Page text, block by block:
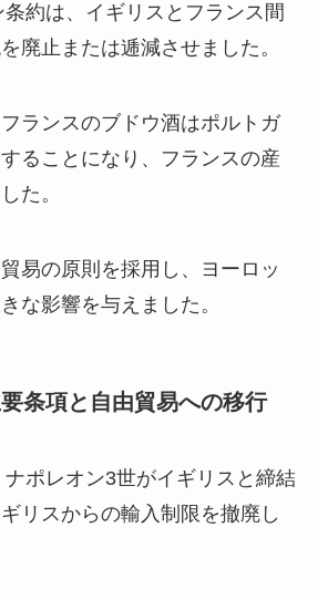
約は、イギリスとフランス間
廃止または逓減させました。
ランスのブドウ酒はポルトガ
ることになり、フランスの産
た。
易の原則を採用し、ヨーロッ
な影響を与えました。
条項と自由貿易への移行
ポレオン3世がイギリスと締結
リスからの輸入制限を撤廃し